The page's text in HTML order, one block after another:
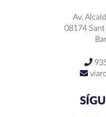
Av.
08174 Sant